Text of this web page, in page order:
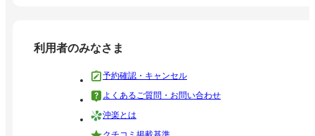
利用者のみなさま
予約確認・キャンセル
よくあるご質問・お問い合わせ
沖楽とは